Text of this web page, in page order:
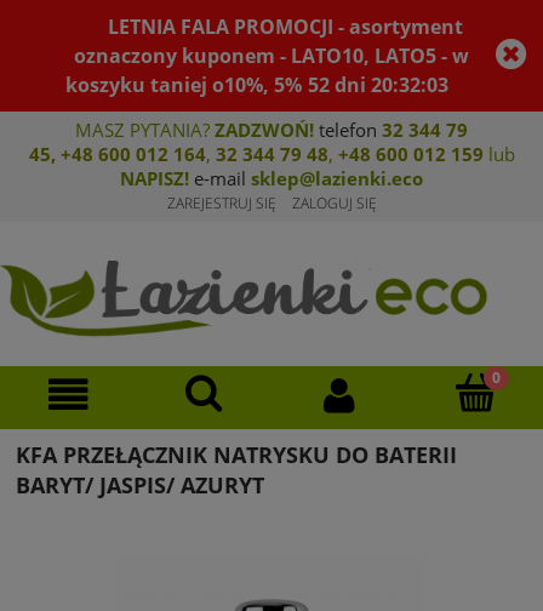
LETNIA FALA PROMOCJI - asortyment
oznaczony kuponem - LATO10, LATO5 - w
koszyku taniej o10%, 5% 52dni20:32:03
MASZ PYTANIA? ZADZWOŃ! telefon 32 344 79
45, +48 600 012 164, 32 344 79 48, +48 600 012 159 lub
NAPISZ! e-mail sklep@lazienki.eco
ZAREJESTRUJ SIĘ ZALOGUJ SIĘ
KFA PRZEŁĄCZNIK NATRYSKU DO BATERII
BARYT/ JASPIS/ AZURYT